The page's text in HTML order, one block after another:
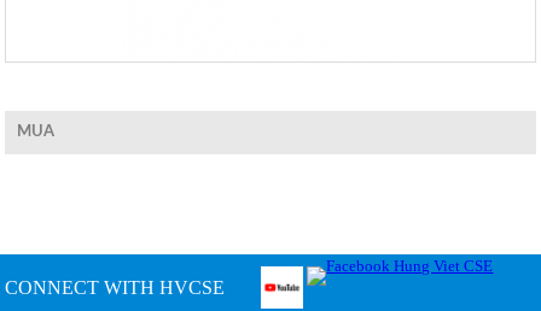
MUA
CONNECT WITH HVCSE